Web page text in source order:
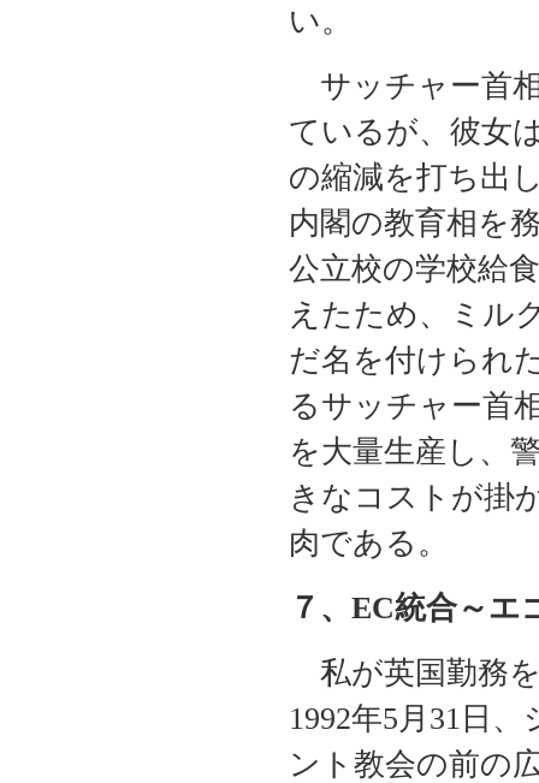
い。
サッチャー首
ているが、彼女
の縮減を打ち出
内閣の教育相を
公立校の学校給
えたため、ミル
だ名を付けられ
るサッチャー首
を大量生産し、
きなコストが掛
肉である。
７、EC統合～エ
私が英国勤務
1992年5月31日
ント教会の前の